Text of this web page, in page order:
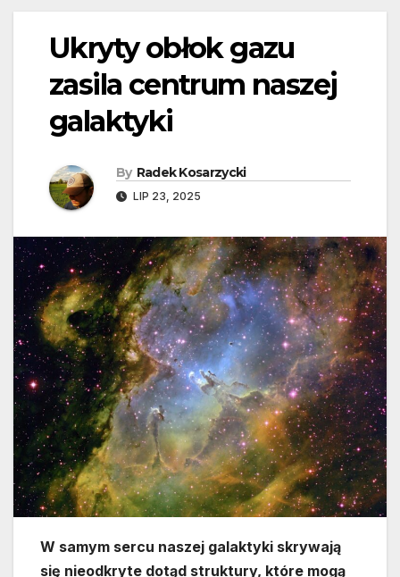
Ukryty obłok gazu
zasila centrum naszej
galaktyki
By Radek Kosarzycki
LIP 23, 2025
W samym sercu naszej galaktyki skrywają
się nieodkryte dotąd struktury, które mogą